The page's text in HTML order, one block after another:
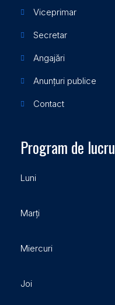
Viceprimar
Secretar
Angajări
Anunțuri publice
Contact
Program de lucru
Luni
Marți
Miercuri
Joi